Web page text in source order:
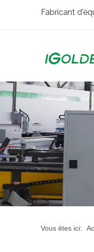
Fabricant
Vous êtes ici: